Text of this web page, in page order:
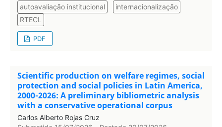
autoavaliação institucional
internacionalização
RTECL
PDF
Scientific production on welfare regimes, social
protection and social policies in Latin America,
2000-2026: A preliminary bibliometric analysis
with a conservative operational corpus
Carlos Alberto Rojas Cruz